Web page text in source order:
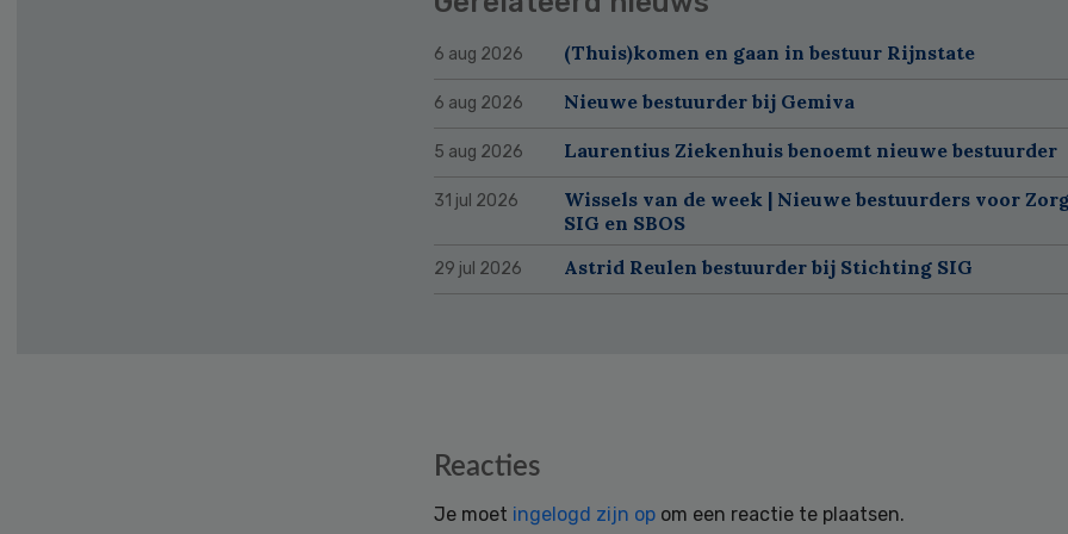
6 aug 2026 (Thuis)komen en gaan in bestuur Rijnstate
6 aug 2026 Nieuwe bestuurder bij Gemiva
5 aug 2026 Laurentius Ziekenhuis benoemt nieuwe bestuurder
31 jul 2026
Wissels van de week | Nieuwe bestuurders voor
SIG en SBOS
29 jul 2026 Astrid Reulen bestuurder bij Stichting SIG
Reacties
Je moet ingelogd zijn op om een reactie te plaatsen.